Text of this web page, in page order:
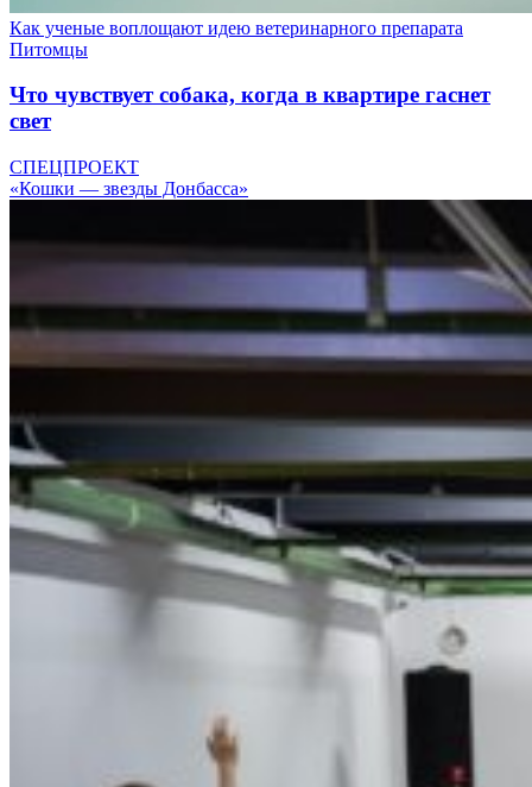
Как ученые воплощают идею ветеринарного препарата
Питомцы
Что чувствует собака, когда в квартире гаснет
свет
СПЕЦПРОЕКТ
«Кошки — звезды Донбасса»